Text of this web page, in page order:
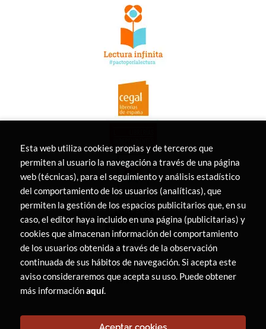
Esta web utiliza cookies propias y de terceros que
permiten al usuario la navegación a través de una página
web (técnicas), para el seguimiento y análisis estadístico
del comportamiento de los usuarios (analíticas), que
permiten la gestión de los espacios publicitarios que, en su
caso, el editor haya incluido en una página (publicitarias) y
cookies que almacenan información del comportamiento
de los usuarios obtenida a través de la observación
continuada de sus hábitos de navegación. Si acepta este
aviso consideraremos que acepta su uso. Puede obtener
más informaciónaquí.